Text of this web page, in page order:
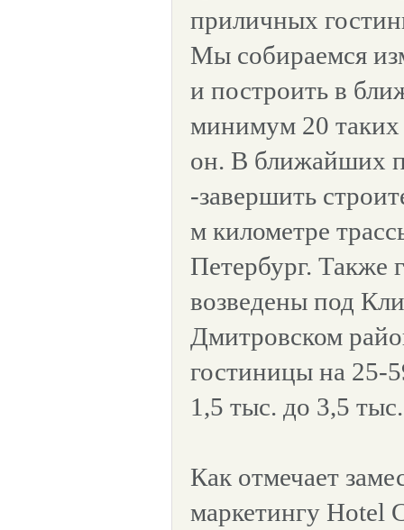
приличных
Мы собираемся
и построить в
минимум 20 таких
он. В ближайших
-завершить
м километре
Петербург. Также
возведены под
Дмитровском
гостиницы на 25-
1,5 тыс. до 3,5
Как отмечает
маркетингу Hotel